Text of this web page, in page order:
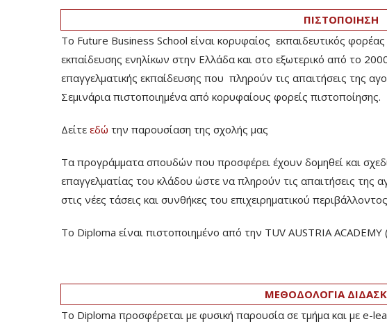
ΠΙΣΤΟΠΟΙΗΣΗ
Το Future Business School είναι κορυφαίος εκπαιδευτικός
εκπαίδευσης ενηλίκων στην Ελλάδα και στο εξωτερικό από το
επαγγελματικής εκπαίδευσης που πληρούν τις απαιτήσεις της
Σεμινάρια πιστοποιημένα από κορυφαίους φορείς πιστοποίησης.
Δείτε εδώ την παρουσίαση της σχολής μας
Τα προγράμματα σπουδών που προσφέρει έχουν δομηθεί και
επαγγελματίας του κλάδου ώστε να πληρούν τις απαιτήσεις της
στις νέες τάσεις και συνθήκες του επιχειρηματικού
Το Diploma είναι πιστοποιημένο από την TUV AUSTRIA ACADEMY
ΜΕΘΟΔΟΛΟΓΙΑ
Το Diploma προσφέρεται με φυσική παρουσία σε τμήμα και με e-